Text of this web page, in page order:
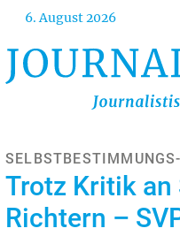
Direkt
Inhalt
6. August 2026
Trotz Kritik
Richtern –